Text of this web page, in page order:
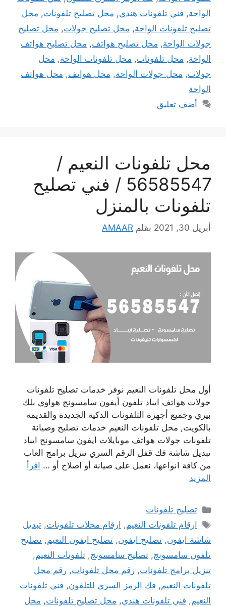
الواحة, فني تلفونات هندي, محل تصليح تلفونات, محل
تصليح تلفونات الواحة, محل تصليح جولات, محل تصليح
جولات الواحة, محل تصليح هواتف, محل تصليح هواتف
الواحة, محل تلفونات, محل تلفونات الواحة, محل
جولات, محل جولات الواحة, محل هواتف, محل هواتف
الواحة
أضف تعليق
محل تلفونات النعيم /
56585547 / فني تصليح
تلفونات بالمنزل
أبريل 30, 2021 بقلم AMAAR
أول محل تلفونات النعيم نوفر خدمات تصليح تلفونات
جولات هواتف ايباد تلفون أيفون سامسونج هواوي بلك
بيري وجميع أجهزة التلفونات الذكية الجديدة والقديمة
بالكويت, محل تلفونات النعيم خدمات تصليح وصيانة
تلفونات جولات هواتف موبايلات ايفون سامسونج ايباد
تبديل شاشة فك قفل الرقم السري تنزيل برامج العاب
من كافة انواعها، نعمل على صيانة أو اصلاح أو … اقرأ
المزيد
التصنيفات
تصليح تلفونات
الوسوم
ارقام تلفونات النعيم, ارقام محلات تلفونات,تبديل
شاشة ايفون, تصليح ايفون, تصليح ايفون النعيم, تصليح
تلفون سامسونج, تصليح سامسونج, تلفونات النعيم,
تنزيل برامج تلفونات, رقم محل تلفونات, رقم محل
تلفونات النعيم, فك الرمز السري للتلفون, فني تلفونات
النعيم, فني تلفونات هندي, محل تصليح تلفونات, محل